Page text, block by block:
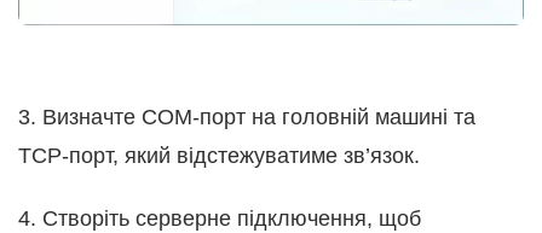
3. Визначте COM-порт на головній машині та
TCP-порт, який відстежуватиме зв’язок.
4. Створіть серверне підключення, щоб